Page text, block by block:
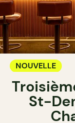
NOUVELLE
St-